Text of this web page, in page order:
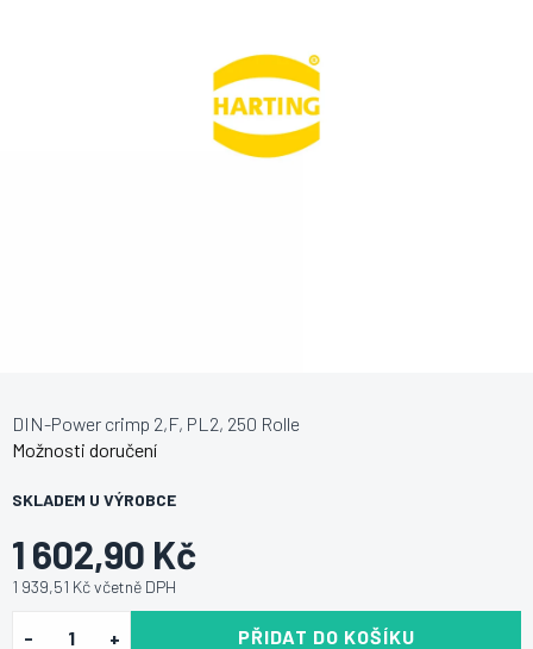
1 602,90 Kč
1 939,51 Kč včetně DPH
SKLADEM U VÝROBCE
Možnosti doručení
PŘIDAT DO KOŠÍKU
DIN-Power crimp 2,F, PL2, 250 Rolle